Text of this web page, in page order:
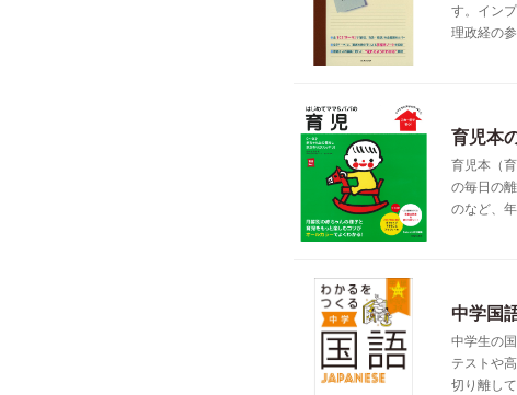
す。イン
理政経の
育児本
育児本（
の毎日の
のなど、
中学国
中学生の
テストや
切り離し